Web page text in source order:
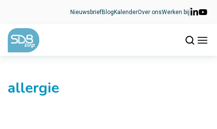
NieuwsbriefBlog KalenderOver onsWerken bij
allergie